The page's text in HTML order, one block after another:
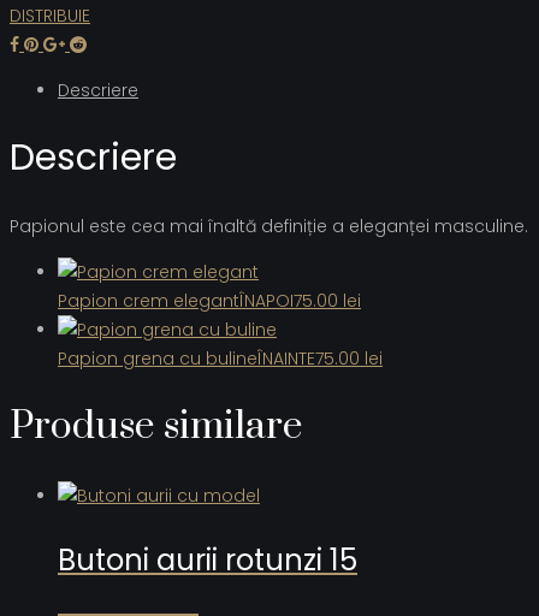
DISTRIBUIE
Descriere
Descriere
Papionul este cea mai înaltă definiție a eleganței masculine.
Papion crem elegantÎNAPOI75.00 lei
Papion grena cu bulineÎNAINTE75.00 lei
Produse similare
Butoni aurii rotunzi 15